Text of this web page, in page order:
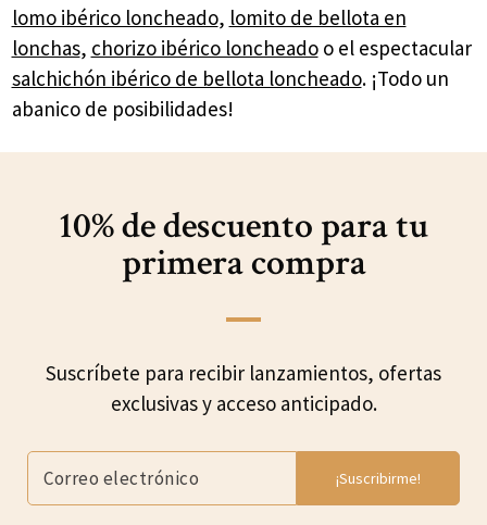
lomo ibérico loncheado, lomito de bellota en
lonchas, chorizo ibérico loncheadoo el espectacular
salchichón ibérico de bellota loncheado. ¡Todo un
abanico de posibilidades!
10% de descuento paratu
primera compra
Suscríbete para recibir lanzamientos, ofertas
exclusivas y acceso anticipado.